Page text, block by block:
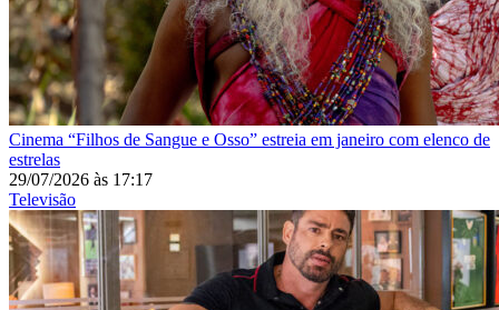
Cinema “Filhos de Sangue e Osso” estreia em janeiro com elenco de
estrelas
29/07/2026 às 17:17
Televisão